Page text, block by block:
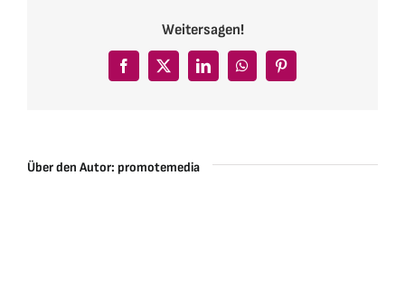
Weitersagen!
Facebook
X LinkedInWhatsAppPinterest
Über den Autor: promotemedia